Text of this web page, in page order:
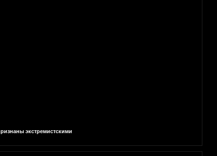
экстремистскими